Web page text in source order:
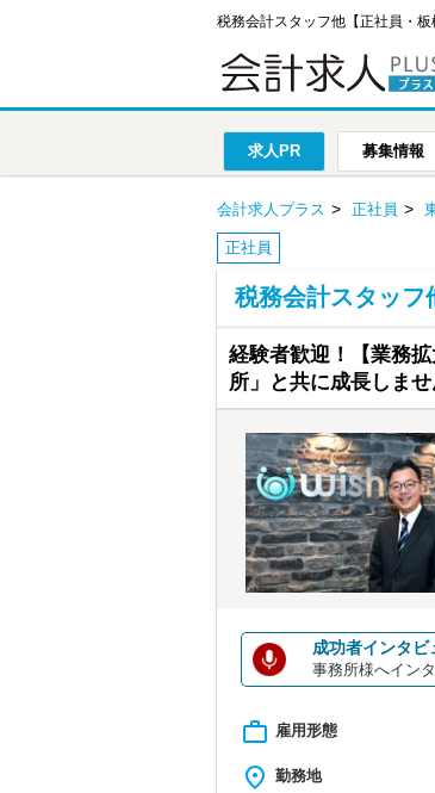
税務会計スタッフ他【正社員・
求人PR 募集情報
会計求人プラス 正社員
正社員
税務会計スタッ
経験者歓迎！【業務
所」と共に成長しませ
成功者インタビ
事務所様へイン
work_outline 雇用形態
place 勤務地